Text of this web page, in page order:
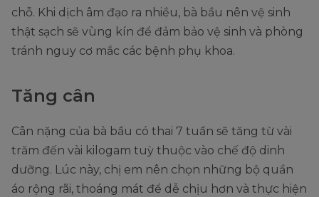
chỗ. Khi dịch âm đạo ra nhiều, bà bầu nên vệ sinh
thật sạch sẽ vùng kín để đảm bảo vệ sinh và phòng
tránh nguy cơ mắc các bệnh phụ khoa.
Tăng cân
Cân nặng của bà bầu có thai 7 tuần sẽ tăng từ vài
trăm đến vài kilogam tuỳ thuộc vào chế độ dinh
dưỡng. Lúc này, chị em nên chọn những bộ quần
áo rộng rãi, thoáng mát để dễ chịu hơn và thực hiện